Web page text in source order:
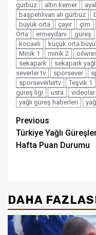
gürbüz
altın kemer
başpehlivan ali gürbüz
büyük orta
çayır çim
Orta
ermeydanı güreş
kocaeli
küçük orta
Minik 1
minik 2
sekapark
sekapark
severler tv
sporsever
sporseverlertv
Teşvik 1
güreş ligi
usta videolar
yağlı güreş haberleri
Post
Previous
Türkiye Yağlı
Hafta Puan Durumu
DAHA